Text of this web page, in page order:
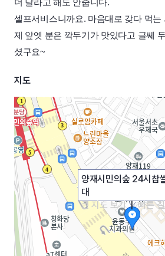
더 달라고 해도 안줍니다.
셀프서비스니까요. 마음대로 갖다 먹는
제 앞엣 분은 깍두기가 맛있다고 글쎄
셨구요~
지도
양재시민의숲 24시찹
대
큰 지도 보기|빠른